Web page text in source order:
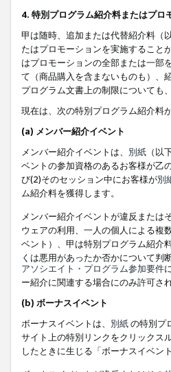
4. 特別プログラム紹介料またはプロ
甲は随時、追加または代替紹介料（
たはプロモーションを実施すること
はプロモーションの全部または一部
て（商品購入を含まないものも）、
プログラム文書上の制限についても
現在は、次の特別プログラム紹介料
(a) メンバー紹介イベント
メンバー紹介イベントは、 別紙 （以
ベントの参加資格のあるお客様が乙
び(2)そのセッション中にお客様が別
ム紹介料を獲得します。
メンバー紹介イベントが違反または
ウェアの利用、一人の個人による複
ベント）、甲は特別プログラム紹介
くは悪用があったか否かについて判
アソシエイト・プログラム参加要件
ー紹介に関連する場合にのみ許可さ
(b) ボーナスイベント
ボーナスイベントは、 別紙の特別プ
サイト上の特別リンクをクリックス
したときに生じる「ボーナスイベン